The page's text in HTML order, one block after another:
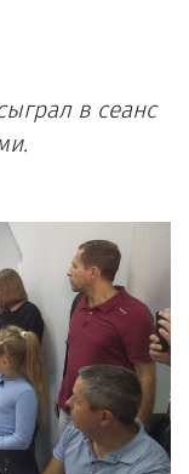
в сеанс